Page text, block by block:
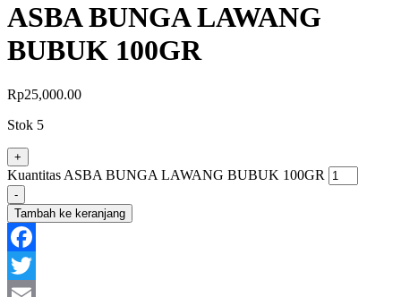
ASBA BUNGA LAWANG
BUBUK 100GR
Rp25,000.00
Stok 5
+
Kuantitas ASBA BUNGA LAWANG BUBUK 100GR
-
Tambah ke keranjang
Facebook
Twitter